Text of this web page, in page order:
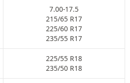
7.00-17.5
215/65 R17
225/60 R17
235/55 R17
225/55 R18
235/50 R18